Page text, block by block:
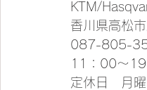
KTM/
香川県高松
087-805-
11：00～
定休日　月曜